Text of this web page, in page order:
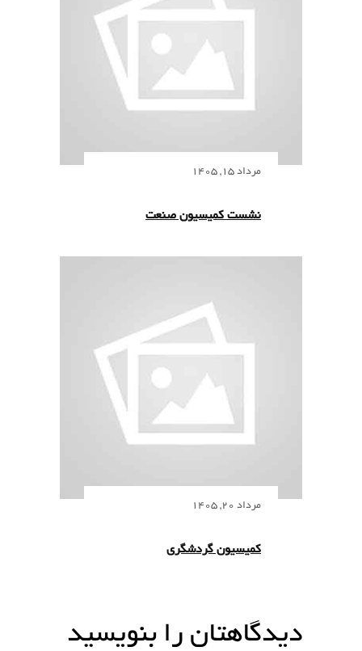
مرداد 15, 1405
نشست کمیسیون صنعت
مرداد 20, 1405
کمیسیون گردشگری
دیدگاهتان را بنویسید